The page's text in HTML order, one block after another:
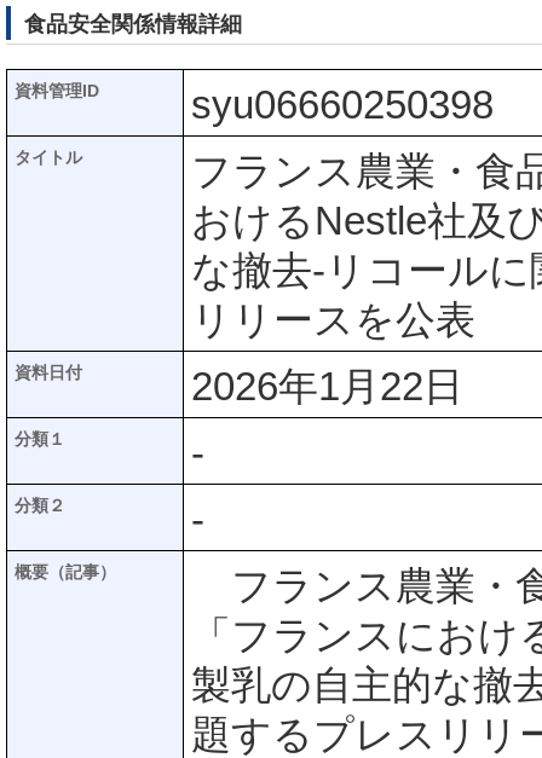
食品安全関係情報詳細
資料管理ID syu06660250398
タイトル
フランス農業・食
おけるNestle社及
な撤去-リコール
リリースを公表
資料日付 2026年1月22日
分類１ -
分類２ -
概要（記事）
フランス農業・
「フランスにお
製乳の自主的な撤
題するプレスリリ